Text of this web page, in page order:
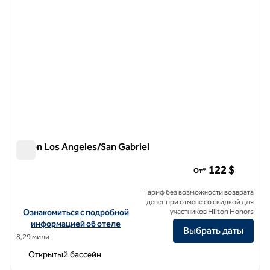
Hilton Los Angeles/San Gabriel
Посмотреть информацию об отеле Hilton Los Angeles/San
Ознакомиться с подробной
информацией об отеле
8,29 мили
От* 122 $
Тариф без возможности возврата
денег при отмене со скидкой для
участников Hilton Honors
Выбрать даты
Открытый бассейн